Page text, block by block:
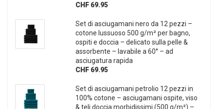
CHF 69.95
Set di asciugamani nero da 12 pezzi –
cotone lussuoso 500 g/m² per bagno,
ospiti e doccia – delicato sulla pelle &
assorbente – lavabile a 60° – ad
asciugatura rapida
CHF 69.95
Set di asciugamani petrolio 12 pezzi in
100% cotone – asciugamani ospite, viso
& teli doccia morbidissimi (500 g/m²) –